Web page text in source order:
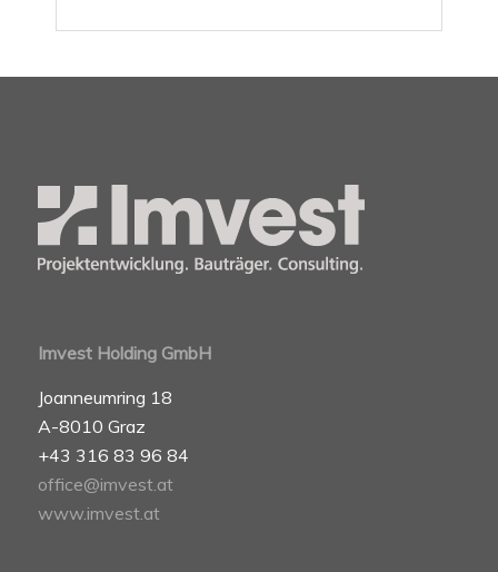
Imvest Holding GmbH
Joanneumring 18
A-8010 Graz
+43 316 83 96 84
office@imvest.at
www.imvest.at